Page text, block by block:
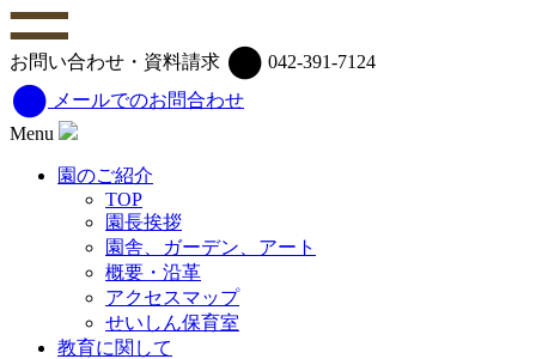
お問い合わせ・資料請求
042-391-7124
メールでのお問合わせ
Menu
園のご紹介
TOP
園長挨拶
園舎、ガーデン、アート
概要・沿革
アクセスマップ
せいしん保育室
教育に関して